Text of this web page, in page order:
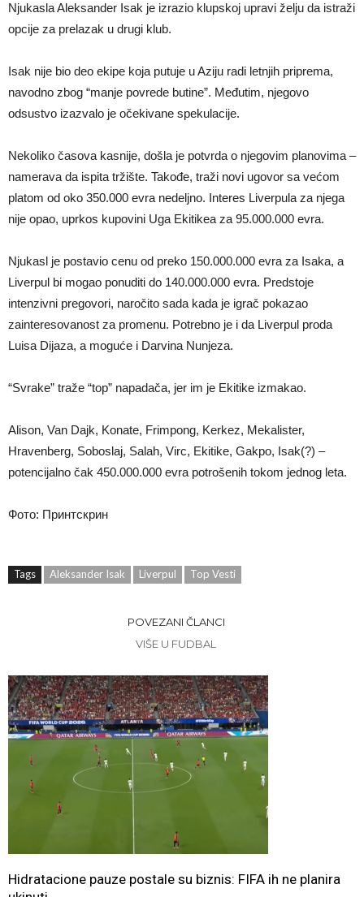
Njukasla Aleksander Isak je izrazio klupskoj upravi želju da istraži
opcije za prelazak u drugi klub.
Isak nije bio deo ekipe koja putuje u Aziju radi letnjih priprema,
navodno zbog “manje povrede butine”. Međutim, njegovo
odsustvo izazvalo je očekivane spekulacije.
Nekoliko časova kasnije, došla je potvrda o njegovim planovima –
namerava da ispita tržište. Takođe, traži novi ugovor sa većom
platom od oko 350.000 evra nedeljno. Interes Liverpula za njega
nije opao, uprkos kupovini Uga Ekitikea za 95.000.000 evra.
Njukasl je postavio cenu od preko 150.000.000 evra za Isaka, a
Liverpul bi mogao ponuditi do 140.000.000 evra. Predstoje
intenzivni pregovori, naročito sada kada je igrač pokazao
zainteresovanost za promenu. Potrebno je i da Liverpul proda
Luisa Dijaza, a moguće i Darvina Nunjeza.
“Svrake” traže “top” napadača, jer im je Ekitike izmakao.
Alison, Van Dajk, Konate, Frimpong, Kerkez, Mekalister,
Hravenberg, Soboslaj, Salah, Virc, Ekitike, Gakpo, Isak(?) –
potencijalno čak 450.000.000 evra potrošenih tokom jednog leta.
Фото: Принтскрин
Tags Aleksander Isak Liverpul Top Vesti
POVEZANI ČLANCI
VIŠE U FUDBAL
Hidratacione pauze postale su biznis: FIFA ih ne planira